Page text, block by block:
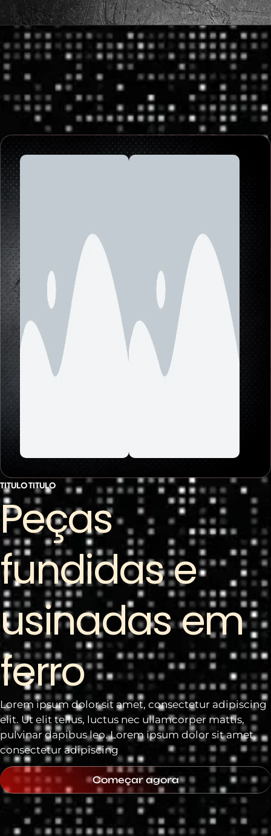
TITULO TITULO
Peças
fundidas e
usinadas em
ferro
Lorem ipsum dolor sit amet, consectetur adipiscing
elit. Ut elit tellus, luctus nec ullamcorper mattis,
pulvinar dapibus leo. Lorem ipsum dolor sit amet,
consectetur adipiscing
Começar agora